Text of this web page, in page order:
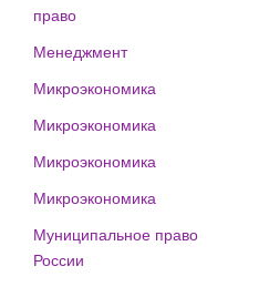
право
Менеджмент
Микроэкономика
Микроэкономика
Микроэкономика
Микроэкономика
Муниципальное право
России